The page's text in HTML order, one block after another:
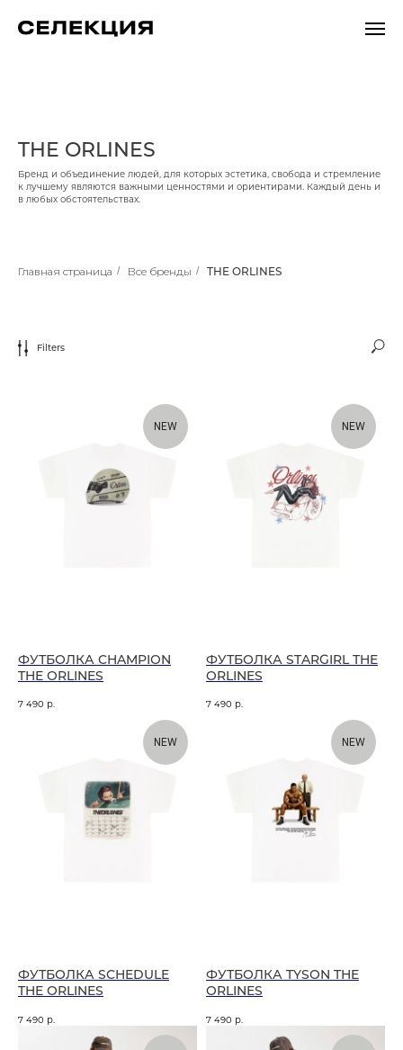
THE ORLINES
Бренд и объединение людей, для которых эстетика, свобода и стремление
к лучшему являются важными ценностями и ориентирами. Каждый день и
в любых обстоятельствах.
Главная страница / Все бренды / THE ORLINES
Filters
NEW
ФУТБОЛКА CHAMPION
THE ORLINES
7 490 р.
NEW
ФУТБОЛКА STARGIRL THE
ORLINES
7 490 р.
NEW
ФУТБОЛКА SCHEDULE
THE ORLINES
7 490 р.
NEW
ФУТБОЛКА TYSON THE
ORLINES
7 490 р.